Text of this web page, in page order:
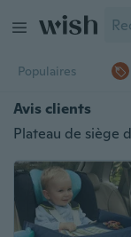
Populaires
Avis clients